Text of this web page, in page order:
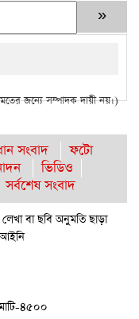
জন্যে সম্পাদক দায়ী নয়।)
সংবাদ
ফটো
ভিডিও
সর্বশেষ সংবাদ
বা ছবি অনুমতি ছাড়া
৪৫০০